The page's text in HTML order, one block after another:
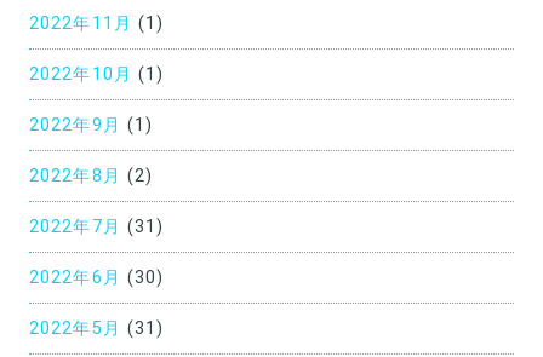
2022年11月 (1)
2022年10月 (1)
2022年9月 (1)
2022年8月 (2)
2022年7月 (31)
2022年6月 (30)
2022年5月 (31)